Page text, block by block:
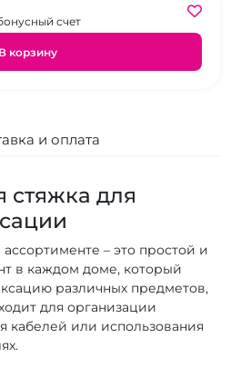
счет
В корзину
и оплата
стяжка для
– это простой и
в каждом доме, который
различных предметов,
для организации
кабелей или использования